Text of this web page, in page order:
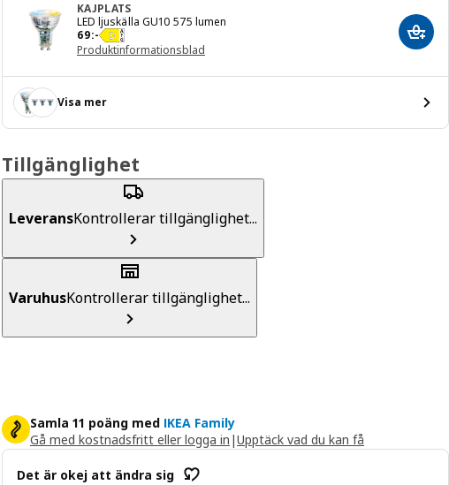
KAJPLATS
LED ljuskälla GU10 575 lumen
69:-
Pris 69:-
Produktinformationsblad
Lägg
Visa mer
Tillgänglighet
LeveransKontrollerar tillgänglighet...
VaruhusKontrollerar tillgänglighet...
Samla 11 poäng med IKEA Family
Gå med kostnadsfritt eller logga in |Upptäck vad du kan få
Det är okej att ändra sig